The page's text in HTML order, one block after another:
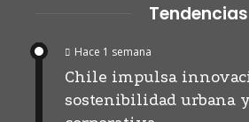
Tendencias
Hace 1 semana
Chile impulsa
sostenibilidad urbana